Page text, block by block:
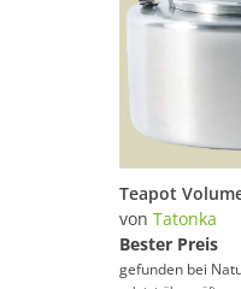
Teapot
von Tatonka
Bester Preis
gefunden bei